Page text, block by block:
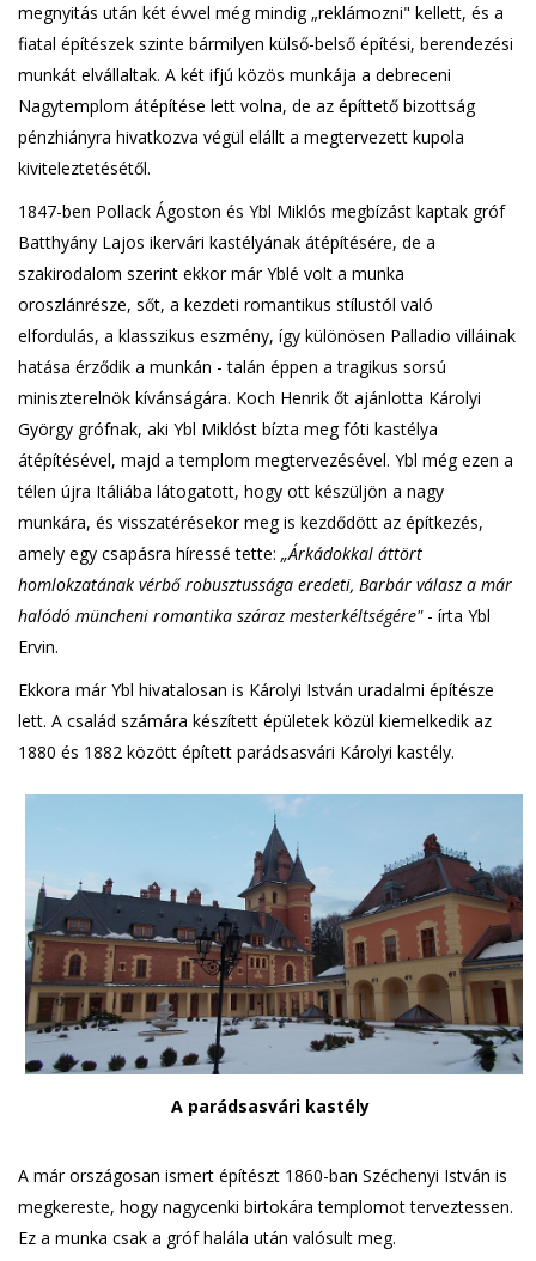
megnyitás után két évvel még mindig „reklámozni" kellett, és a
fiatal építészek szinte bármilyen külső-belső építési, berendezési
munkát elvállaltak. A két ifjú közös munkája a debreceni
Nagytemplom átépítése lett volna, de az építtető bizottság
pénzhiányra hivatkozva végül elállt a megtervezett kupola
kiviteleztetésétől.
1847-ben Pollack Ágoston és Ybl Miklós megbízást kaptak gróf
Batthyány Lajos ikervári kastélyának átépítésére, de a
szakirodalom szerint ekkor már Yblé volt a munka
oroszlánrésze, sőt, a kezdeti romantikus stílustól való
elfordulás, a klasszikus eszmény, így különösen Palladio villáinak
hatása érződik a munkán - talán éppen a tragikus sorsú
miniszterelnök kívánságára. Koch Henrik őt ajánlotta Károlyi
György grófnak, aki Ybl Miklóst bízta meg fóti kastélya
átépítésével, majd a templom megtervezésével. Ybl még ezen a
télen újra Itáliába látogatott, hogy ott készüljön a nagy
munkára, és visszatérésekor meg is kezdődött az építkezés,
amely egy csapásra híressé tette: „Árkádokkal áttört
homlokzatának vérbő robusztussága eredeti, Barbár válasz a már
halódó müncheni romantika száraz mesterkéltségére" - írta Ybl
Ervin.
Ekkora már Ybl hivatalosan is Károlyi István uradalmi építésze
lett. A család számára készített épületek közül kiemelkedik az
1880 és 1882 között épített parádsasvári Károlyi kastély.
A parádsasvári kastély
A már országosan ismert építészt 1860-ban Széchenyi István is
megkereste, hogy nagycenki birtokára templomot terveztessen.
Ez a munka csak a gróf halála után valósult meg.